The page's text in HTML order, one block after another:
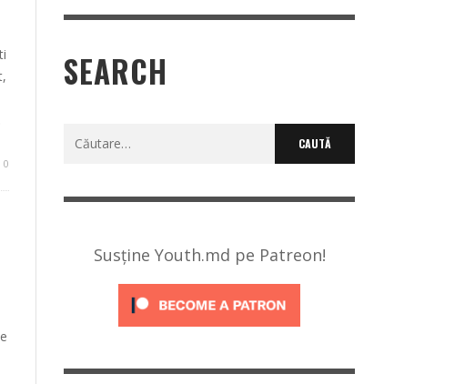
0
SEARCH
Caută
Susține Youth.md pe Patreon!